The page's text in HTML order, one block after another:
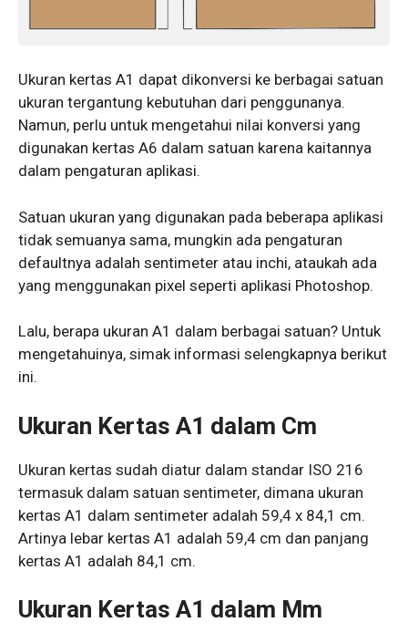
Ukuran kertas A1 dapat dikonversi ke berbagai satuan
ukuran tergantung kebutuhan dari penggunanya.
Namun, perlu untuk mengetahui nilai konversi yang
digunakan kertas A6 dalam satuan karena kaitannya
dalam pengaturan aplikasi.
Satuan ukuran yang digunakan pada beberapa aplikasi
tidak semuanya sama, mungkin ada pengaturan
defaultnya adalah sentimeter atau inchi, ataukah ada
yang menggunakan pixel seperti aplikasi Photoshop.
Lalu, berapa ukuran A1 dalam berbagai satuan? Untuk
mengetahuinya, simak informasi selengkapnya berikut
ini.
Ukuran Kertas A1 dalam Cm
Ukuran kertas sudah diatur dalam standar ISO 216
termasuk dalam satuan sentimeter, dimana ukuran
kertas A1 dalam sentimeter adalah 59,4 x 84,1 cm.
Artinya lebar kertas A1 adalah 59,4 cm dan panjang
kertas A1 adalah 84,1 cm.
Ukuran Kertas A1 dalam Mm